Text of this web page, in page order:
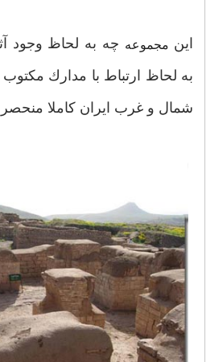
اين مجموعه چه به لحاظ وجود
به لحاظ ارتباط با مدارك
شمال و غرب ايران كاملا